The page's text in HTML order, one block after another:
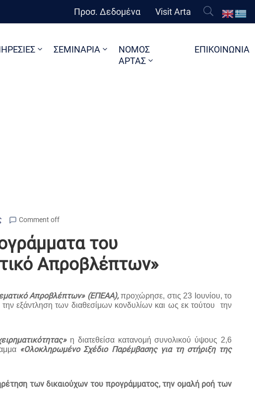
Προσ. Δεδομένα Visit Arta
ΣΕΜΙΝΑΡΙΑ
ΝΟΜΟΣ
ΑΡΤΑΣ
ΕΠΙΚΟΙΝΩΝΙΑ
Comment off
του
Απροβλέπτων»
Απροβλέπτων» (ΕΠΕΑΑ),προχώρησε, στις 23 Ιουνίου, το
εξάντληση των διαθεσίμων κονδυλίων και ως εκ τούτου την
η διατεθείσα κατανομή συνολικού ύψους 2,6
«Ολοκληρωμένο Σχέδιο Παρέμβασης για τη στήριξη της
των δικαιούχων του προγράμματος, την ομαλή ροή των